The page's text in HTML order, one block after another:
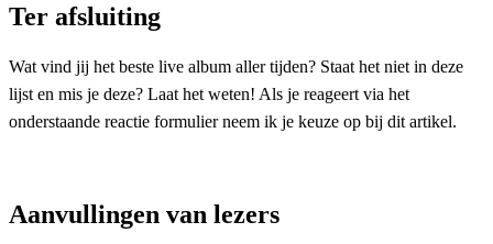
Ter afsluiting
Wat vind jij het beste live album aller tijden? Staat het niet in deze
lijst en mis je deze? Laat het weten! Als je reageert via het
onderstaande reactie formulier neem ik je keuze op bij dit artikel.
Aanvullingen van lezers